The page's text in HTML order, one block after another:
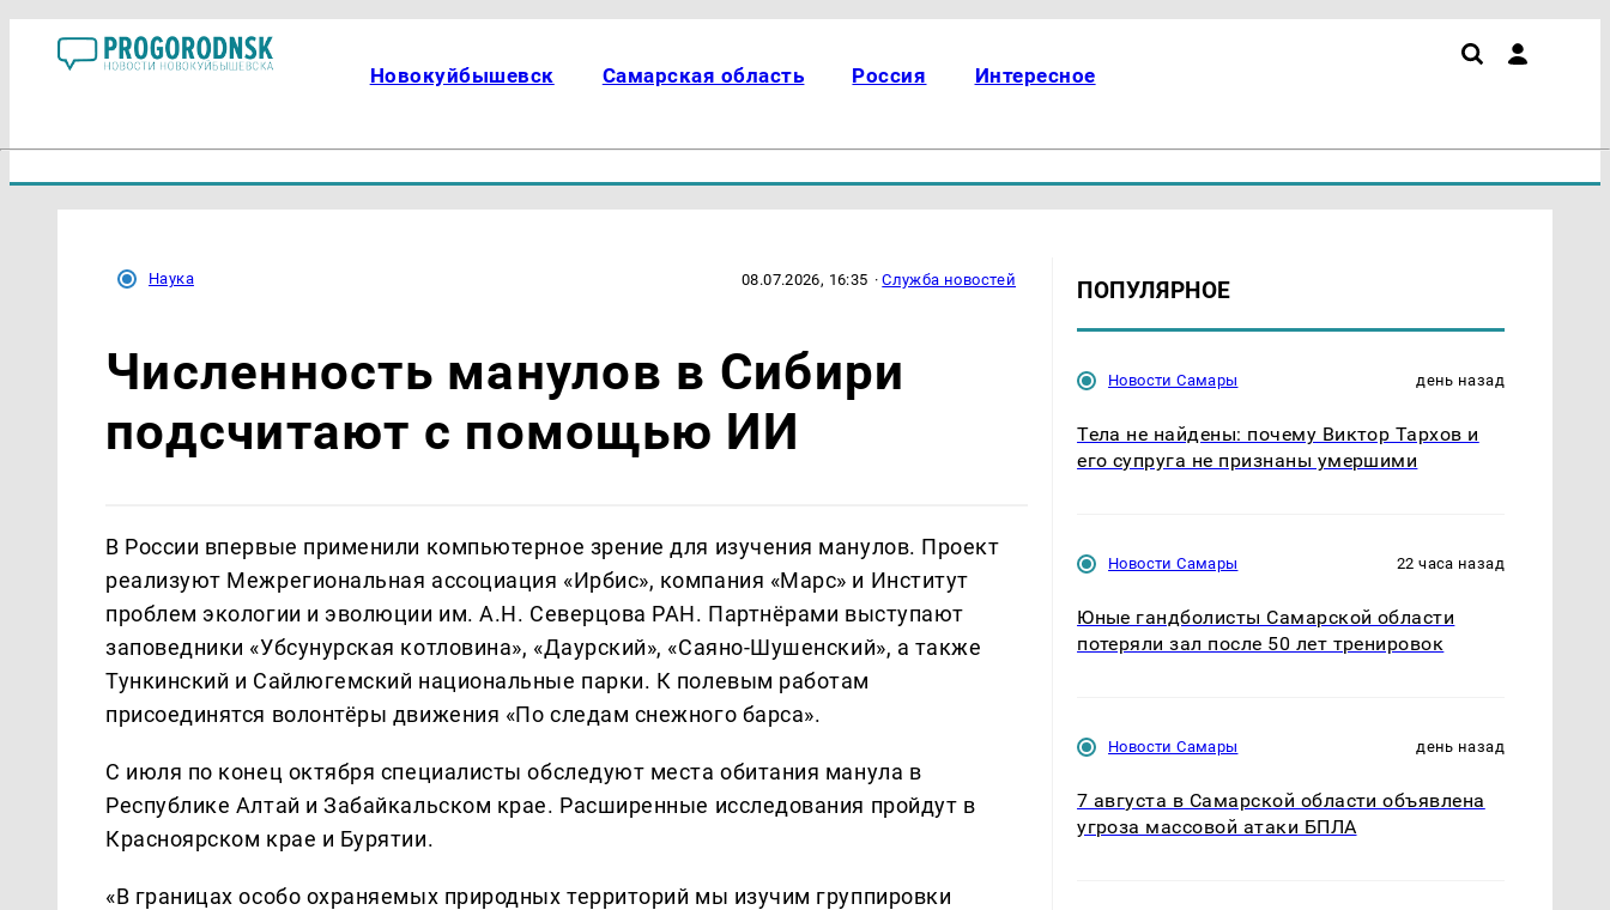
Новокуйбышевск Самарская область Россия Интересное
Наука 08.07.2026, 16:35 ·Служба новостей
Численность манулов в Сибири
подсчитают с помощью ИИ
В России впервые применили компьютерное зрение для изучения манулов. Проект
реализуют Межрегиональная ассоциация «Ирбис», компания «Марс» и Институт
проблем экологии и эволюции им. А.Н. Северцова РАН. Партнёрами выступают
заповедники «Убсунурская котловина», «Даурский», «Саяно-Шушенский», а также
Тункинский и Сайлюгемский национальные парки. К полевым работам
присоединятся волонтёры движения «По следам снежного барса».
С июля по конец октября специалисты обследуют места обитания манула в
Республике Алтай и Забайкальском крае. Расширенные исследования пройдут в
Красноярском крае и Бурятии.
«В границах особо охраняемых природных территорий мы изучим группировки
ПОПУЛЯРНОЕ
Новости Самары день назад
Тела не найдены: почему Виктор Тархов и
его супруга не признаны умершими
Новости Самары 22 часа назад
Юные гандболисты Самарской области
потеряли зал после 50 лет тренировок
Новости Самары день назад
7 августа в Самарской области объявлена
угроза массовой атаки БПЛА